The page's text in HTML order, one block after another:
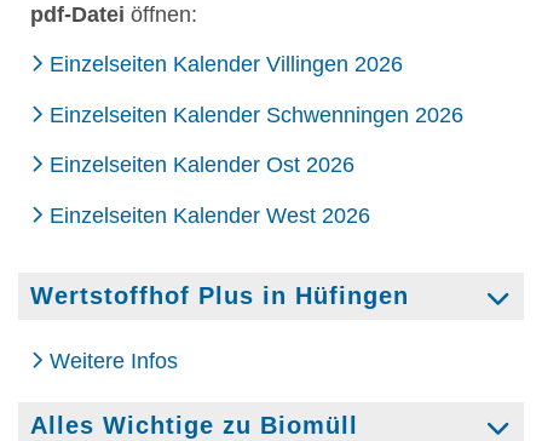
pdf-Datei öffnen:
Einzelseiten Kalender Villingen 2026
Einzelseiten Kalender Schwenningen 2026
Einzelseiten Kalender Ost 2026
Einzelseiten Kalender West 2026
Wertstoffhof Plus in Hüfingen
Weitere Infos
Alles Wichtige zu Biomüll